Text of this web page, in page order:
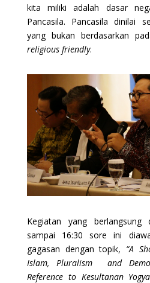
kita miliki adalah dasar
Pancasila. Pancasila dinilai
yang bukan berdasarkan
religious friendly.
Kegiatan yang
sampai 16:30 sore ini
gagasan dengan topik, “A
Islam, Pluralism and
Reference to Kesultanan